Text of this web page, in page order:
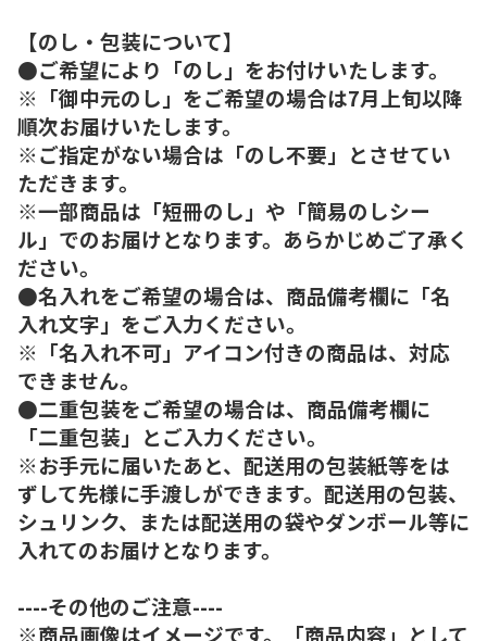
【のし・包装について】
●ご希望により「のし」をお付けいたします。
※「御中元のし」をご希望の場合は7月上旬以降
順次お届けいたします。
※ご指定がない場合は「のし不要」とさせてい
ただきます。
※一部商品は「短冊のし」や「簡易のしシー
ル」でのお届けとなります。あらかじめご了承く
ださい。
●名入れをご希望の場合は、商品備考欄に「名
入れ文字」をご入力ください。
※「名入れ不可」アイコン付きの商品は、対応
できません。
●二重包装をご希望の場合は、商品備考欄に
「二重包装」とご入力ください。
※お手元に届いたあと、配送用の包装紙等をは
ずして先様に手渡しができます。配送用の包装、
シュリンク、または配送用の袋やダンボール等に
入れてのお届けとなります。
----その他のご注意----
※商品画像はイメージです。「商品内容」として